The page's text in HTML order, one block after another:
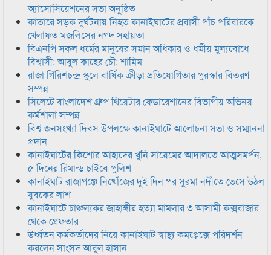
অ্যাসোসিয়েশনের সভা অনুষ্ঠিত
কাতারে সড়ক দুর্ঘটনায় নিহত কানাইঘাটের প্রবাসী পাঁচ পরিবারকে
খেলাফত মজলিসের নগদ সহায়তা
বিএনপি সকল ধর্মের মানুষের সমান অধিকার ও ধর্মীয় মুল্যবোধে
বিশ্বাসী: আবুল কাহের চৌ: শামিম
রাজা গিরিশচন্দ্র স্কুলে বার্ষিক ক্রীড়া প্রতিযোগিতার পুরস্কার বিতরণ
সম্পন্ন
সিলেটে বাংলাদেশ গ্রুপ থিয়েটার ফেডারেশানের বিভাগীয় অভিনয়
কর্মশালা সম্পন্ন
বিশ্ব জনসংখ্যা দিবস উপলক্ষে কানাইঘাটে আলোচনা সভা ও সম্মাননা
প্রদান
কানাইঘাটের কিশোর আহাদের খুনি সায়েমের আদালতে আত্মসমর্পন,
৫ দিনের রিমান্ড চাইবে পুলিশ
কানাইঘাট রাজাগঞ্জে নিখোঁজের দুই দিন পর সুরমা নদীতে ভেসে উঠল
যুবকের লাশ
কানাইঘাটে চাঞ্চল্যকর জাহাঙ্গীর হত্যা মামলার ৩ আসামী কক্সবাজার
থেকে গ্রেফতার
উর্ধ্বতন কর্মকর্তাদের নিয়ে কানাইঘাট স্বাস্থ্য কমপ্লেক্সে পরিদর্শন
করলেন সাংসদ আবুল হাসান